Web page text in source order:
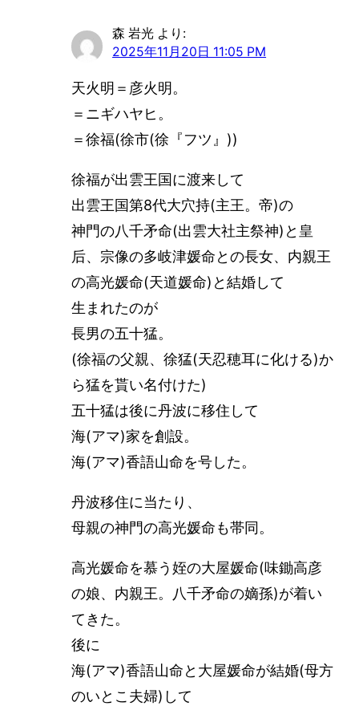
森 岩光 より:
2025年11月20日 11:05 PM
天火明＝彦火明。
＝ニギハヤヒ。
＝徐福(徐市(徐『フツ』))
徐福が出雲王国に渡来して
出雲王国第8代大穴持(主王。帝)の
神門の八千矛命(出雲大社主祭神)と皇
后、宗像の多岐津媛命との長女、内親王
の高光媛命(天道媛命)と結婚して
生まれたのが
長男の五十猛。
(徐福の父親、徐猛(天忍穂耳に化ける)か
ら猛を貰い名付けた)
五十猛は後に丹波に移住して
海(アマ)家を創設。
海(アマ)香語山命を号した。
丹波移住に当たり、
母親の神門の高光媛命も帯同。
高光媛命を慕う姪の大屋媛命(味鋤高彦
の娘、内親王。八千矛命の嫡孫)が着い
てきた。
後に
海(アマ)香語山命と大屋媛命が結婚(母方
のいとこ夫婦)して